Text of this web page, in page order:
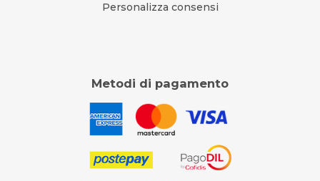
Personalizza consensi
Metodi di pagamento